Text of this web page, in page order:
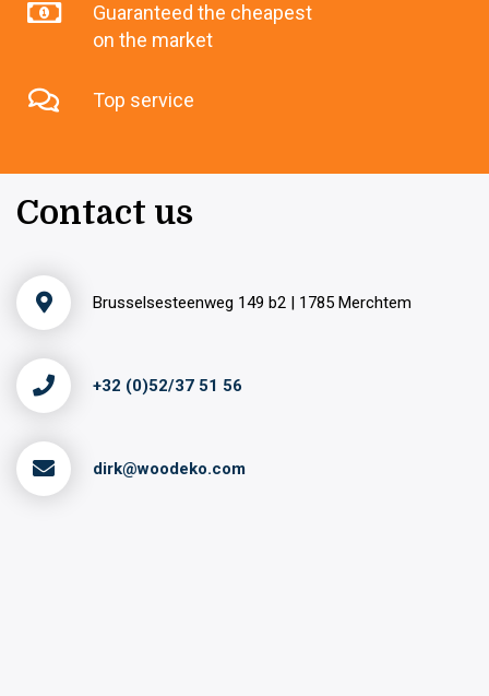
Guaranteed the cheapest
on the market
Top service
Contact us
Brusselsesteenweg 149 b2 | 1785 Merchtem
+32 (0)52/37 51 56
dirk@woodeko.com